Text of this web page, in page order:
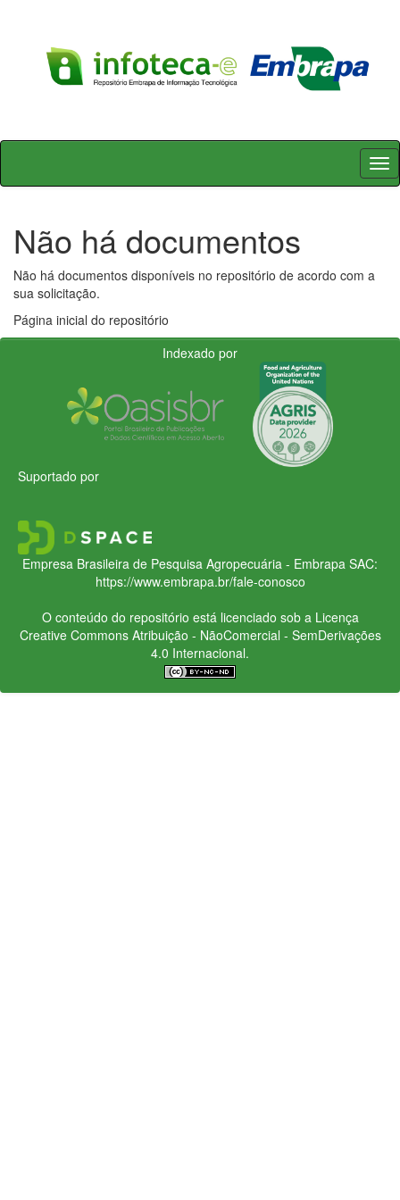
Skip
Não há documentos
Não há documentos disponíveis no repositório de acordo com a
sua solicitação.
Página inicial do repositório
Indexado por
Suportado por
Empresa Brasileira de Pesquisa Agropecuária - Embrapa SAC:
https://www.embrapa.br/fale-conosco
O conteúdo do repositório está licenciado sob a Licença
Creative CommonsAtribuição - NãoComercial - SemDerivações
4.0 Internacional.